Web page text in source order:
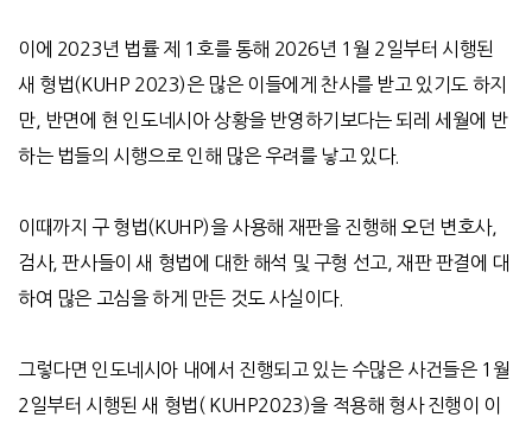
이에 2023년 법률 제 1호를 통해 2026년 1월 2일부터 시행된
새 형법(KUHP 2023)은 많은 이들에게 찬사를 받고 있기도 하지
만, 반면에 현 인도네시아 상황을 반영하기보다는 되레 세월에 반
하는 법들의 시행으로 인해 많은 우려를 낳고 있다.
이때까지 구 형법(KUHP)을 사용해 재판을 진행해 오던 변호사,
검사, 판사들이 새 형법에 대한 해석 및 구형 선고, 재판 판결에 대
하여 많은 고심을 하게 만든 것도 사실이다.
그렇다면 인도네시아 내에서 진행되고 있는 수많은 사건들은 1월
2일부터 시행된 새 형법( KUHP2023)을 적용해 형사 진행이 이